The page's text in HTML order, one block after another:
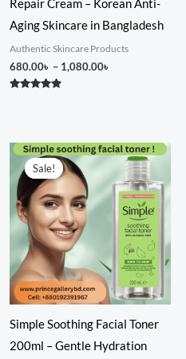
Repair Cream – Korean Anti-
Aging Skincare in Bangladesh
Authentic Skincare Products
680.00৳ – 1,080.00৳
Sale!
Sale!
Simple Soothing Facial Toner
200ml – Gentle Hydration
Original
price
was:
1,050.00৳ .
Current
price
is:
750.00৳ .